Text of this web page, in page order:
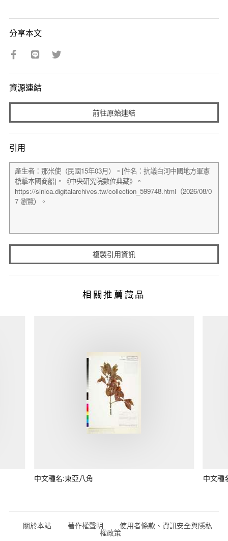
分享本文
資源連結
前往原始連結
引用
複製引用資訊
相關推薦藏品
中文種名:東亞八角 中文種
關於本站 著作權聲明 使用者條款、資訊安全與隱私
權政策